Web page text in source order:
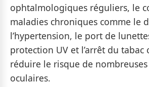
ophtalmologiques réguliers, le
maladies chroniques comme le
l’hypertension, le port de
protection UV et l’arrêt du
réduire le risque de
oculaires.